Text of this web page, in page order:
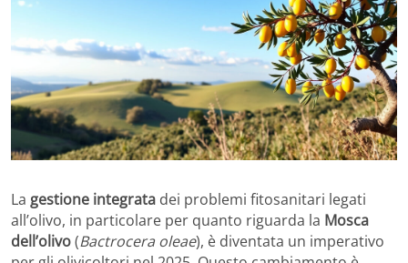
La gestione integrata dei problemi fitosanitari legati
all’olivo, in particolare per quanto riguarda la Mosca
dell’olivo(Bactrocera oleae), è diventata un imperativo